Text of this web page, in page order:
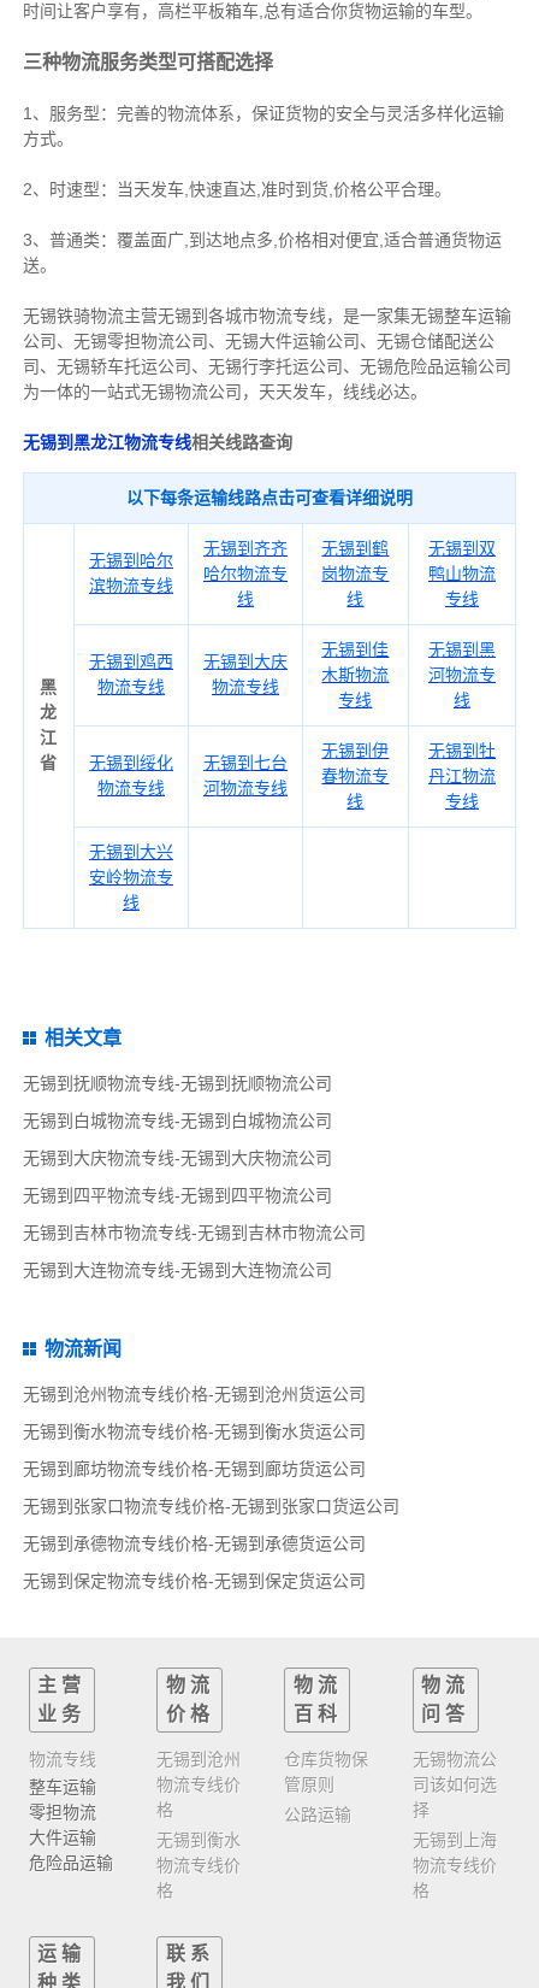
时间让客户享有，高栏平板箱车,总有适合你货物运输的车型。
三种物流服务类型可搭配选择
1、服务型：完善的物流体系，保证货物的安全与灵活多样化运输
方式。
2、时速型：当天发车,快速直达,准时到货,价格公平合理。
3、普通类：覆盖面广,到达地点多,价格相对便宜,适合普通货物运
送。
无锡铁骑物流主营无锡到各城市物流专线，是一家集无锡整车运输
公司、 无锡零担物流公司、 无锡大件运输公司、 无锡仓储配送公
司、 无锡轿车托运公司、 无锡行李托运公司、 无锡危险品运输公司
为一体的一站式无锡物流公司 ，天天发车，线线必达。
无锡到黑龙江物流专线相关线路查询
以下每条运输线路点击可查看详细说明
黑
龙
江
省
无锡到哈尔
滨物流专线
无锡到齐齐
哈尔物流专
线
无锡到鹤
岗物流专
线
无锡到双
鸭山物流
专线
无锡到鸡西
物流专线
无锡到大庆
物流专线
无锡到佳
木斯物流
专线
无锡到黑
河物流专
线
无锡到绥化
物流专线
无锡到七台
河物流专线
无锡到伊
春物流专
线
无锡到牡
丹江物流
专线
无锡到大兴
安岭物流专
线
相关文章
无锡到抚顺物流专线-无锡到抚顺物流公司
无锡到白城物流专线-无锡到白城物流公司
无锡到大庆物流专线-无锡到大庆物流公司
无锡到四平物流专线-无锡到四平物流公司
无锡到吉林市物流专线-无锡到吉林市物流公司
无锡到大连物流专线-无锡到大连物流公司
物流新闻
无锡到沧州物流专线价格-无锡到沧州货运公司
无锡到衡水物流专线价格-无锡到衡水货运公司
无锡到廊坊物流专线价格-无锡到廊坊货运公司
无锡到张家口物流专线价格-无锡到张家口货运公司
无锡到承德物流专线价格-无锡到承德货运公司
无锡到保定物流专线价格-无锡到保定货运公司
主营
业务
物流专线
整车运输
零担物流
大件运输
危险品运输
物流
价格
无锡到沧州
物流专线价
格
无锡到衡水
物流专线价
格
物流
百科
仓库货物保
管原则
公路运输
物流
问答
无锡物流公
司该如何选
择
无锡到上海
物流专线价
格
运输
种类
联系
我们